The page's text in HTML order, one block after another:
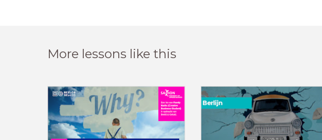
More lessons like this